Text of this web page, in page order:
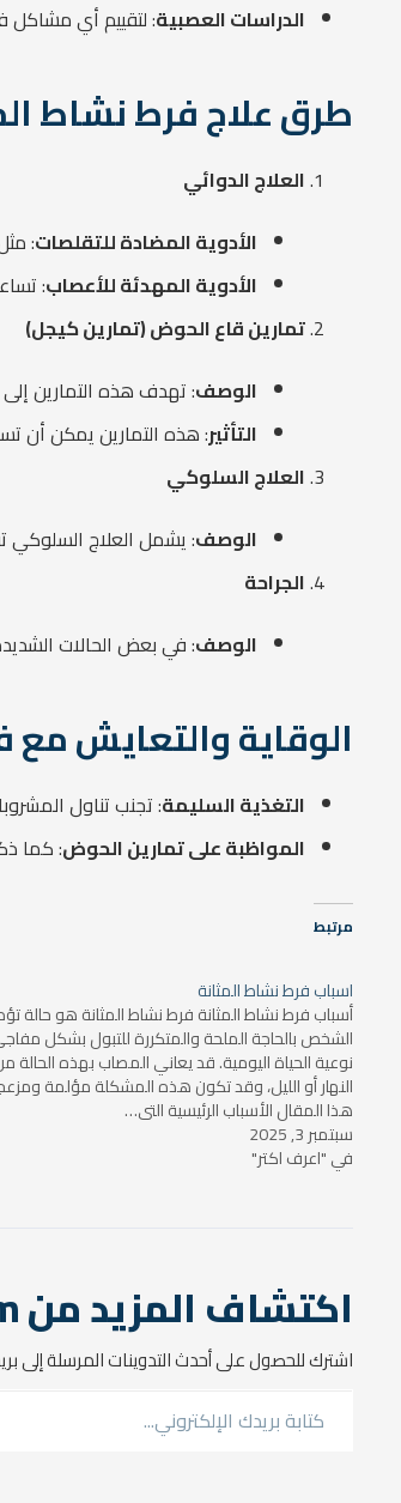
الدراسات العصبية: لتقييم أي مشاكل
طرق علاج فرط نشاط
العلاج الدوائي
الأدوية المضادة للتقلصات:
الأدوية المهدئة للأعصاب:
تمارين قاع الحوض (تمارين كيجل)
الوصف: تهدف هذه التمارين
التأثير: هذه التمارين يمكن أن
العلاج السلوكي
الوصف: يشمل العلاج السلوكي
الجراحة
الوصف: في بعض الحالات
الوقاية والتعايش مع
التغذية السليمة: تجنب تناول
المواظبة على تمارين الحوض: كما
مرتبط
اسباب فرط نشاط المثانة
أسباب فرط نشاط المثانة فرط نشاط المثانة هو حالة
الشخص بالحاجة الملحة والمتكررة للتبول بشكل
نوعية الحياة اليومية. قد يعاني المصاب بهذه الحالة من
النهار أو الليل، وقد تكون هذه المشكلة مؤلمة
هذا المقال الأسباب الرئيسية التي…
سبتمبر 3, 2025
في "اعرف اكتر"
اكتشاف المزيد من araburology.com
اشترك للحصول على أحدث التدوينات المرسلة إلى